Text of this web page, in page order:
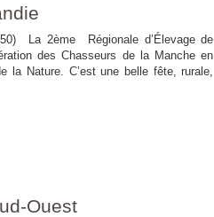
La 2ème Régionale d’Élevage de
des Chasseurs de la Manche en
la Nature. C’est une belle fête, rurale,
Ouest